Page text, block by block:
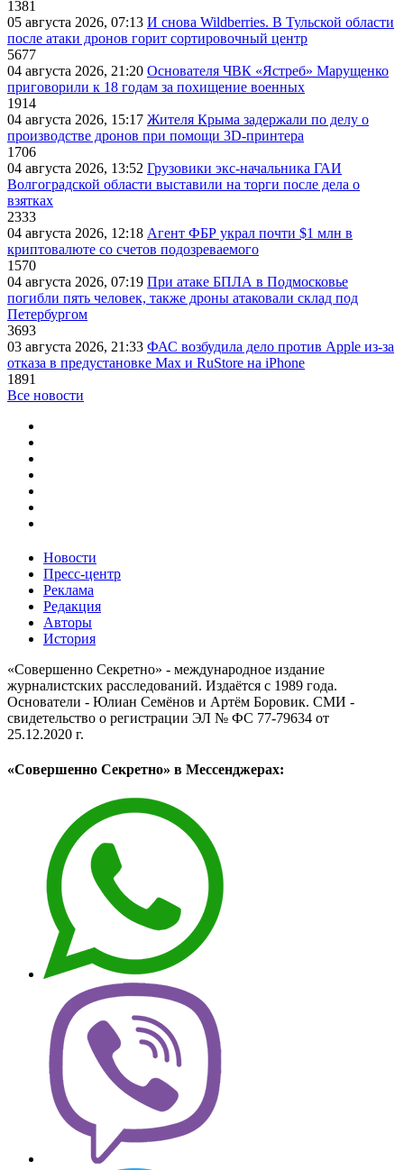
1381
05 августа 2026, 07:13 И снова Wildberries. В Тульской области
после атаки дронов горит сортировочный центр
5677
04 августа 2026, 21:20 Основателя ЧВК «Ястреб» Марущенко
приговорили к 18 годам за похищение военных
1914
04 августа 2026, 15:17 Жителя Крыма задержали по делу о
производстве дронов при помощи 3D‑принтера
1706
04 августа 2026, 13:52 Грузовики экс-начальника ГАИ
Волгоградской области выставили на торги после дела о
взятках
2333
04 августа 2026, 12:18 Агент ФБР украл почти $1 млн в
криптовалюте со счетов подозреваемого
1570
04 августа 2026, 07:19 При атаке БПЛА в Подмосковье
погибли пять человек, также дроны атаковали склад под
Петербургом
3693
03 августа 2026, 21:33 ФАС возбудила дело против Apple из-за
отказа в предустановке Max и RuStore на iPhone
1891
Все новости
Новости
Пресс-центр
Реклама
Редакция
Авторы
История
«Совершенно Секретно» - международное издание
журналистских расследований. Издаётся с 1989 года.
Основатели - Юлиан Семёнов и Артём Боровик. CМИ -
свидетельство о регистрации ЭЛ № ФС 77-79634 от
25.12.2020 г.
«Совершенно Секретно» в Мессенджерах: